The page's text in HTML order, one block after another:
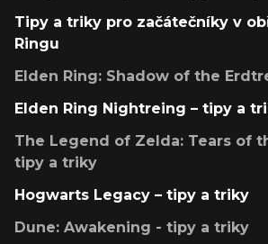
Tipy a triky pro začátečníky v
Ringu
Elden Ring: Shadow of the
Elden Ring Nightreing – tipy a
The Legend of Zelda: Tears of
tipy a triky
Hogwarts Legacy – tipy a triky
Dune: Awakening - tipy a triky